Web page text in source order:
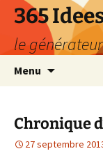
Aller
contenu
365
le
Menu
Chronique
27 septembre